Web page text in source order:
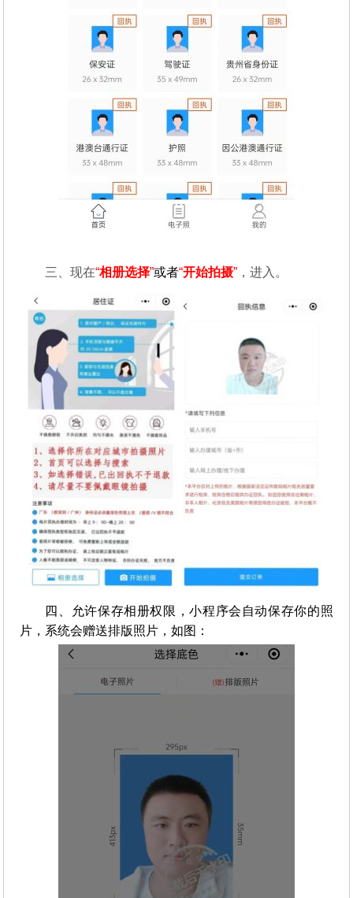
三、现在“相册选择”或者“开始拍摄” ，进入。
四、允许保存相册权限，小程序会自动保存你的照
片，系统会赠送排版照片，如图：